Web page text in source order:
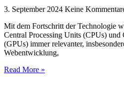
3. September 2024 Keine
Mit dem Fortschritt der Technologie
Central Processing Units (CPUs) und
(GPUs) immer relevanter,
Webentwicklung,
Read More »